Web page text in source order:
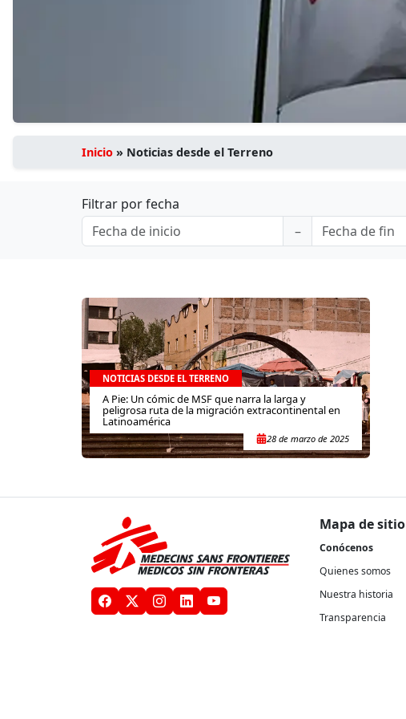
Inicio » Noticias desde el Terreno
Filtrar por fecha
NOTICIAS DESDE EL TERRENO
A Pie: Un cómic de MSF que narra la larga y
peligrosa ruta de la migración extracontinental en
Latinoamérica
28 de marzo de 2025
Mapa de sitio
Conócenos
Quienes somos
Nuestra historia
Transparencia